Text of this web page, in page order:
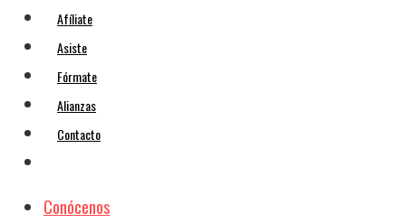
Afíliate
Asiste
Fórmate
Alianzas
Contacto
Conócenos